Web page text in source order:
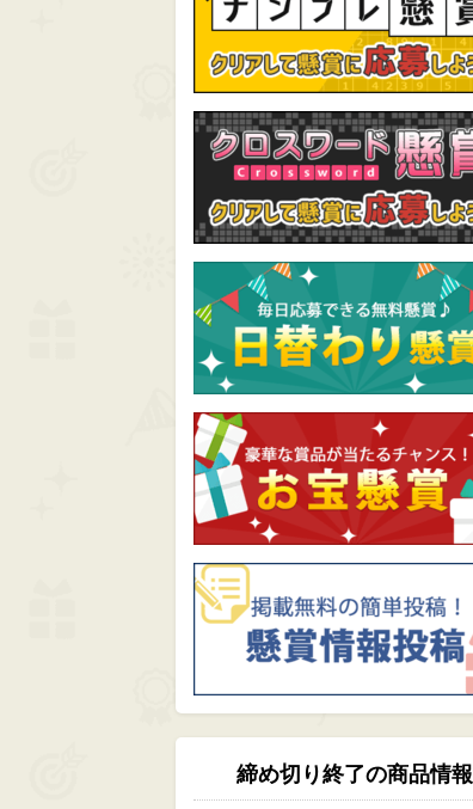
締め切り終了の商品情報